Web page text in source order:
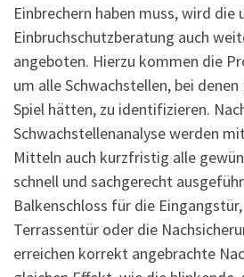
Einbrechern haben muss, wird die
Einbruchschutzberatung auch
angeboten. Hierzu kommen die
um alle Schwachstellen, bei
Spiel hätten, zu identifizieren.
Schwachstellenanalyse werden
Mitteln auch kurzfristig alle
schnell und sachgerecht
Balkenschloss für die
Terrassentür oder die
erreichen korrekt angebrachte